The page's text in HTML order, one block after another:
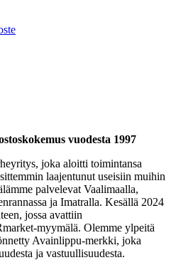
vuodesta 1997
joka aloitti toimintansa
laajentunut useisiin muihin
palvelevat Vaalimaalla,
ja Imatralla. Kesällä 2024
jossa avattiin
myymälä. Olemme ylpeitä
Avainlippu-merkki, joka
ja vastuullisuudesta.